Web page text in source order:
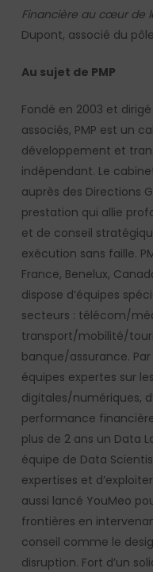
Financière au cœur de
Dupont, associé du
Au sujet
Fondé en 2003 et
associés, PMP est un
développement et
indépendant. Le
auprès des Directions
prestation qui allie
et de conseil
exécution sans faille.
France, Benelux,
dispose d’équipes
secteurs : télécom/
transport/mobilité/
banque/assurance. Par
équipes expertes sur
digitales/numériques,
performance
plus de 2 ans un Data
équipe de Data
expertises et
aussi lancé YouMeo
frontières en
conseil comme le
disruption. Fort d’un